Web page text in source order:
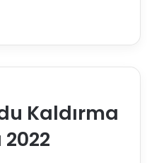
Kaldırma